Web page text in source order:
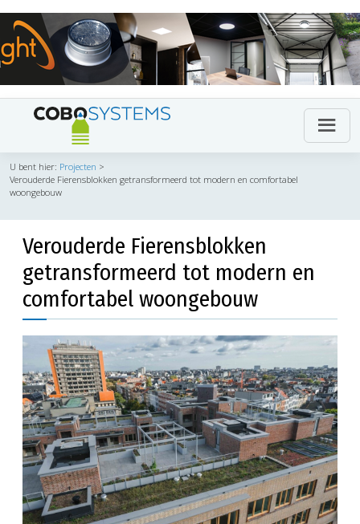
U bent hier: Projecten >
Verouderde Fierensblokken getransformeerd tot modern en comfortabel
woongebouw
Verouderde Fierensblokken
getransformeerd tot modern en
comfortabel woongebouw